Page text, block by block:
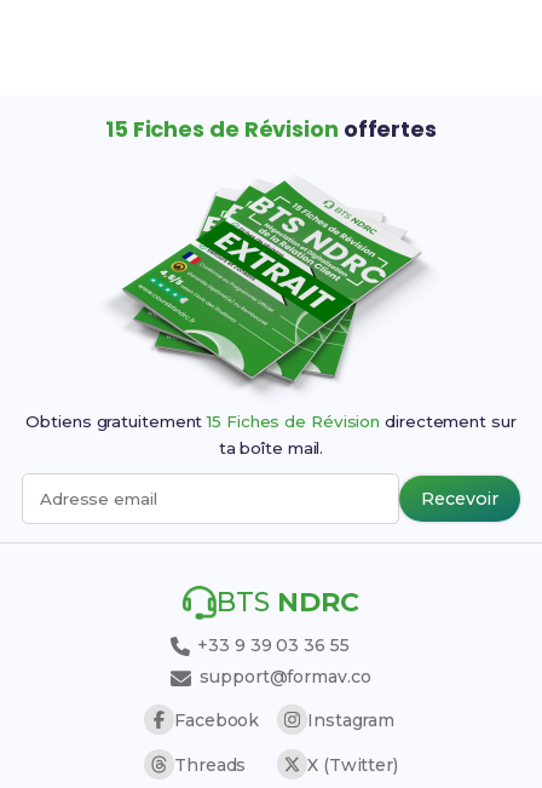
15 Fiches de Révision offertes
Obtiens gratuitement15 Fiches de Révision directement sur
ta boîte mail.
Adresse email Recevoir
BTS NDRC
+33 9 39 03 36 55
support@formav.co
Facebook
Instagram
Threads X (Twitter)